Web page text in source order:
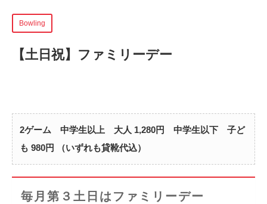
Bowling
【土日祝】ファミリーデー
2ゲーム 中学生以上 大人 1,280円 中学生以下 子ど
も 980円 （いずれも貸靴代込）
毎月第３土日はファミリーデー